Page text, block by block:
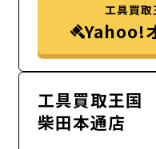
工具買
Yahoo!
工具買取王国
柴田本通店